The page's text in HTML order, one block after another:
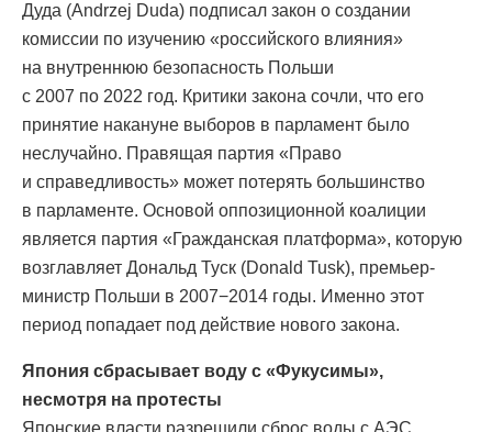
Дуда (Andrzej Duda) подписал закон о создании
комиссии по изучению «российского влияния»
на внутреннюю безопасность Польши
с 2007 по 2022 год. Критики закона сочли, что его
принятие накануне выборов в парламент было
неслучайно. Правящая партия «Право
и справедливость» может потерять большинство
в парламенте. Основой оппозиционной коалиции
является партия «Гражданская платформа», которую
возглавляет Дональд Туск (Donald Tusk), премьер-
министр Польши в 2007−2014 годы. Именно этот
период попадает под действие нового закона.
Япония сбрасывает воду с «Фукусимы»,
несмотря на протесты